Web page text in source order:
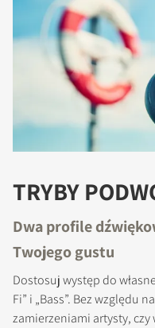
TRYBY
Dwa profile
Twojego gustu
Dostosuj występ do
Fi” i „Bass”. Bez względu
zamierzeniami artysty,